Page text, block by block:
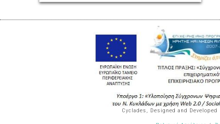
Cyclades, Designed and